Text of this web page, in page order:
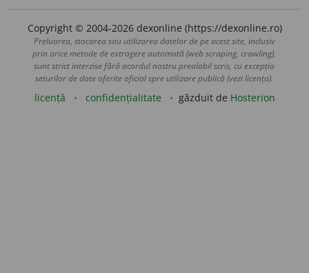
Copyright © 2004-2026 dexonline (https://dexonline.ro)
Preluarea, stocarea sau utilizarea datelor de pe acest site, inclusiv
prin orice metode de extragere automată (web scraping, crawling),
sunt strict interzise fără acordul nostru prealabil scris, cu excepția
seturilor de date oferite oficial spre utilizare publică (vezi licența).
licență confidențialitate găzduit de Hosterion